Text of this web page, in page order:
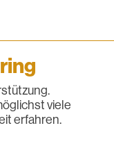
viele
erfahren.